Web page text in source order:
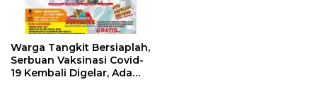
Warga Tangkit Bersiaplah,
Serbuan Vaksinasi Covid-
19 Kembali Digelar, Ada